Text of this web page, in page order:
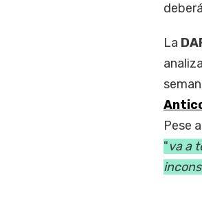
La
Pese
"va a